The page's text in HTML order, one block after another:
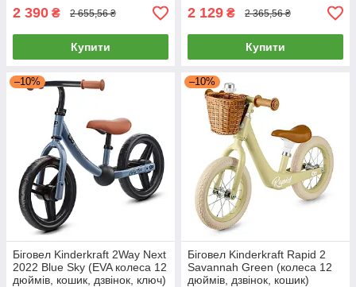
2 390 ₴ 2 655,56 ₴
Купити
2 129 ₴ 2 365,56 ₴
Купити
–10%
Біговел Kinderkraft 2Way Next
2022 Blue Sky (EVA колеса 12
дюймів, кошик, дзвінок, ключ)
–10%
Біговел Kinderkraft Rapid 2
Savannah Green (колеса 12
дюймів, дзвінок, кошик)